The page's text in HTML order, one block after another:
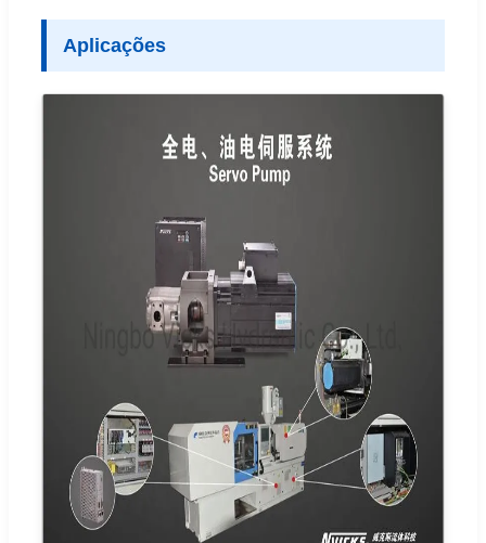
Aplicações